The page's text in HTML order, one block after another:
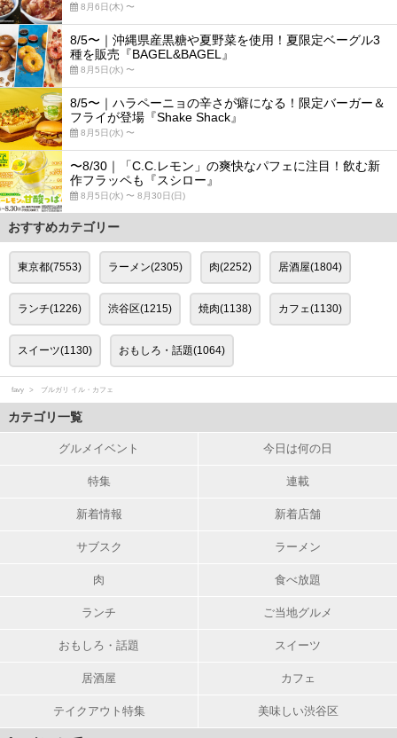
8月6日(木) 〜
8/5〜｜沖縄県産黒糖や夏野菜を使用！夏限定ベーグル3
種を販売『BAGEL&BAGEL』
8月5日(水) 〜
8/5〜｜ハラペーニョの辛さが癖になる！限定バーガー＆
フライが登場『Shake Shack』
8月5日(水) 〜
〜8/30｜「C.C.レモン」の爽快なパフェに注目！飲む新
作フラッペも『スシロー』
8月5日(水) 〜 8月30日(日)
おすすめカテゴリー
東京都(7553) ラーメン(2305) 肉(2252) 居酒屋(1804)
ランチ(1226) 渋谷区(1215) 焼肉(1138) カフェ(1130)
スイーツ(1130) おもしろ・話題(1064)
favy ブルガリ イル・カフェ
カテゴリ一覧
グルメイベント 今日は何の日
特集 連載
新着情報 新着店舗
サブスク ラーメン
肉 食べ放題
ランチ ご当地グルメ
おもしろ・話題 スイーツ
居酒屋 カフェ
テイクアウト特集 美味しい渋谷区